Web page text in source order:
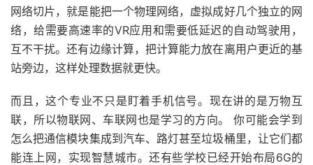
网络切片，就是能把一个物理网络，虚拟成好几个独立的网
络，给需要高速率的VR应用和需要低延迟的自动驾驶用，
互不干扰。还有边缘计算，把计算能力放在离用户更近的基
站旁边，这样处理数据就更快。
而且，这个专业不只是盯着手机信号。现在讲的是万物互
联，所以物联网、车联网也是学习的方向。 你可能会学到
怎么把通信模块集成到汽车、路灯甚至垃圾桶里，让它们都
能连上网，实现智慧城市。还有些学校已经开始布局6G的